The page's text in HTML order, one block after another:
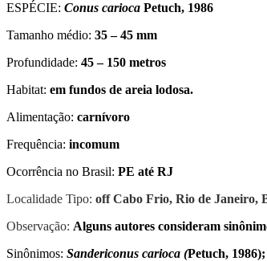
ESPÉCIE: Conus carioca Petuch, 1986
Tamanho médio: 35 – 45 mm
Profundidade: 45 – 150 metros
Habitat: em fundos de areia lodosa.
Alimentação: carnívoro
Frequência: incomum
Ocorrência no Brasil: PE até RJ
Localidade Tipo: off Cabo Frio, Rio de Janeiro,
Observação: Alguns autores consideram
Sinônimos: Sandericonus carioca (Petuch,